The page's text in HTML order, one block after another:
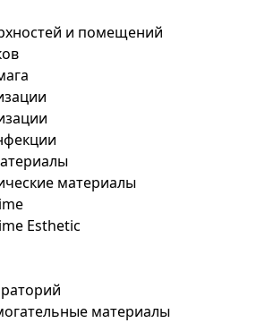
и помещений
материалы
Esthetic
материалы